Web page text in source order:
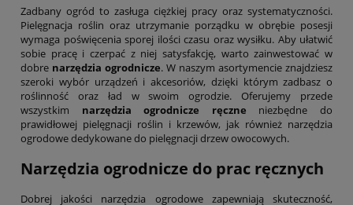
Zadbany ogród to zasługa ciężkiej pracy oraz systematyczności.
Pielęgnacja roślin oraz utrzymanie porządku w obrębie posesji
wymaga poświęcenia sporej ilości czasu oraz wysiłku. Aby ułatwić
sobie pracę i czerpać z niej satysfakcję, warto zainwestować w
dobre narzędzia ogrodnicze. W naszym asortymencie znajdziesz
szeroki wybór urządzeń i akcesoriów, dzięki którym zadbasz o
roślinność oraz ład w swoim ogrodzie. Oferujemy przede
wszystkim narzędzia ogrodnicze ręczne niezbędne do
prawidłowej pielęgnacji roślin i krzewów, jak również narzędzia
ogrodowe dedykowane do pielęgnacji drzew owocowych.
Narzędzia ogrodnicze do prac ręcznych
Dobrej jakości narzędzia ogrodowe zapewniają skuteczność,